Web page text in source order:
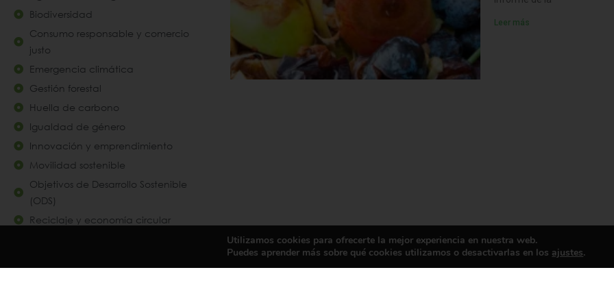
Biodiversidad
Consumo responsable y comercio
justo
Emergencia climática
Gestión forestal
Huella de carbono
Igualdad de género
Innovación y emprendimiento
Movilidad sostenible
Objetivos de Desarrollo Sostenible
(ODS)
Reciclaje y economía circular
Leer más
Utilizamos cookies para ofrecerte la mejor experiencia en nuestra web.
Puedes aprender más sobre qué cookies utilizamos o desactivarlas en los ajustes.